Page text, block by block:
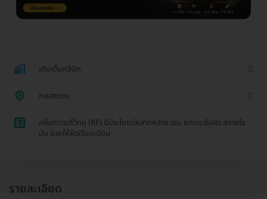
เติมเต็มคลินิก
หนองแขม
1
คลื่นความถี่วิทยุ (RF) มีประโยชน์หลากหลาย เช่น ยกกระชับผิว สลายไข
มัน ช่วยให้ผิวเรียบเนียน
รายละเอียด